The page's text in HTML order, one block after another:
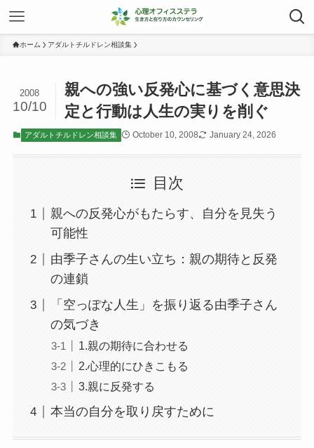
ホーム アダルトチルドレン相談集
親への強い反発心に基づく意思決
定と行動は人生の実りを削ぐ
2008
10/10
アダルトチルドレン相談集 October 10, 2008 January 24, 2026
目次
親への反発心がもたらす、自分を見失う
可能性
由季子さんの生い立ち：親の期待と反発
の連鎖
「空っぽな人生」を振り返る由季子さん
の気づき
1.親の期待に合わせる
2.心理的にひきこもる
3.親に反発する
本当の自分を取り戻すために